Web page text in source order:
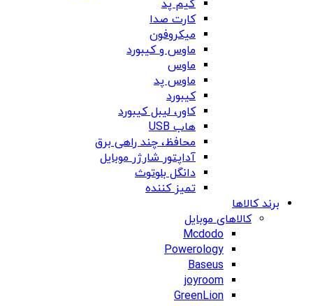
گیم پد
کارت صدا
میکروفون
ماوس و کیبورد
ماوس
ماوس پد
کیبورد
کاور، لیبل کیبورد
هاب USB
محافظ، چند راهی برق
آداپتور شارژر موبایل
دانگل بلوتوث
تمیز کننده
برند کالاها
کالاهای موبایل
Mcdodo
Powerology
Baseus
joyroom
GreenLion